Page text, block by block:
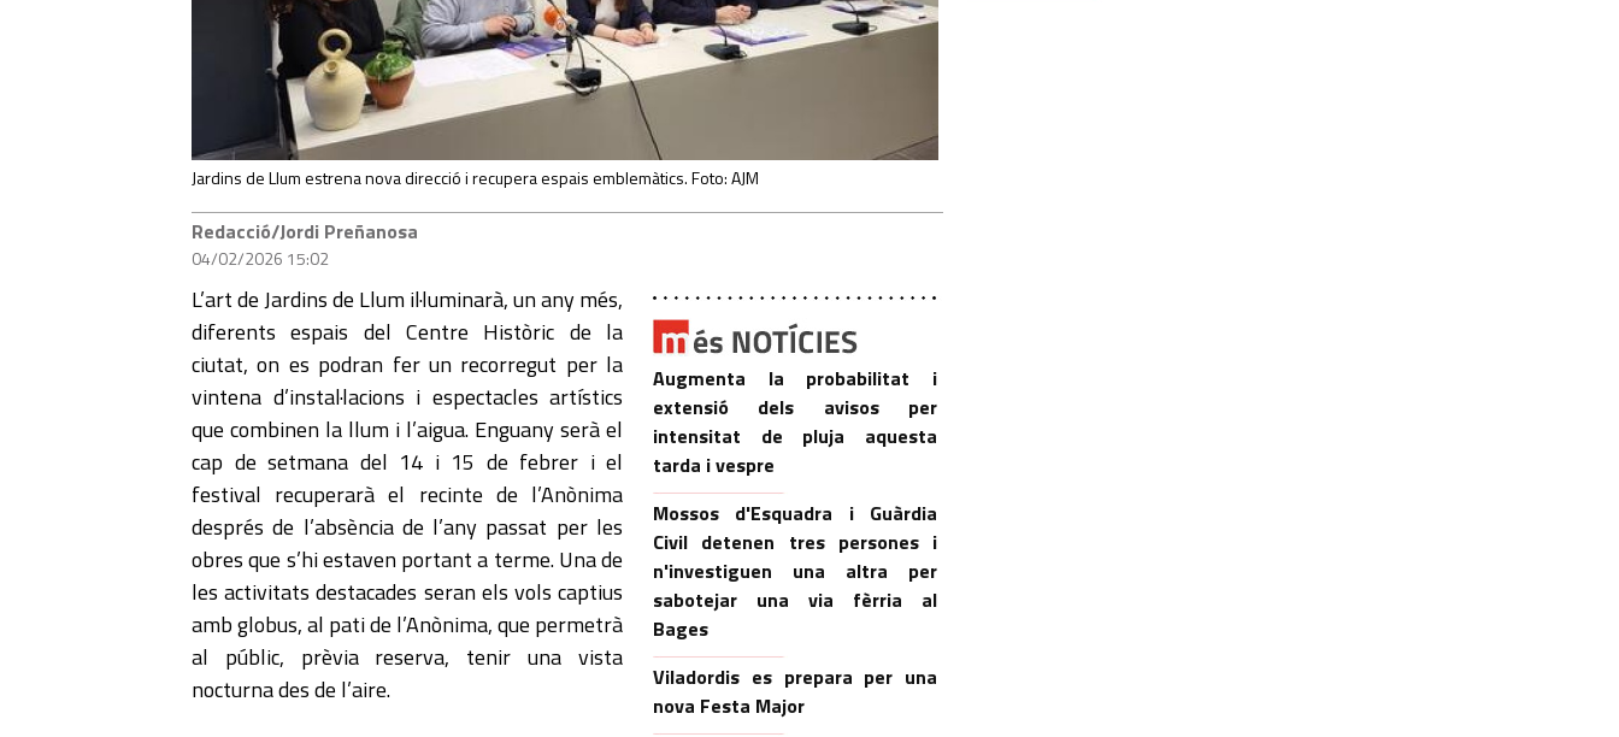
Jardins de Llum estrena nova direcció i recupera espais emblemàtics. Foto: AJM
Redacció/Jordi Preñanosa
04/02/2026 15:02
Augmenta la probabilitat i
extensió dels avisos per
intensitat de pluja aquesta
tarda i vespre
Mossos d'Esquadra i Guàrdia
Civil detenen tres persones i
n'investiguen una altra per
sabotejar una via fèrria al
Bages
Viladordis es prepara per una
nova Festa Major
L’art de Jardins de Llum il·luminarà, un any més,
diferents espais del Centre Històric de la
ciutat, on es podran fer un recorregut per la
vintena d’instal·lacions i espectacles artístics
que combinen la llum i l’aigua. Enguany serà el
cap de setmana del 14 i 15 de febrer i el
festival recuperarà el recinte de l’Anònima
després de l’absència de l’any passat per les
obres que s’hi estaven portant a terme. Una de
les activitats destacades seran els vols captius
amb globus, al pati de l’Anònima, que permetrà
al públic, prèvia reserva, tenir una vista
nocturna des de l’aire.